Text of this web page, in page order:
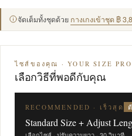
จัดเต็มทั้งชุดด้วย กางเกงเข้าชุด ฿
ไซส์ของคุณ · YOUR SIZE
เลือกวิธีที่พอดีกับคุณ
RECOMMENDED · เร็วสุด
Standard Size + Adjust